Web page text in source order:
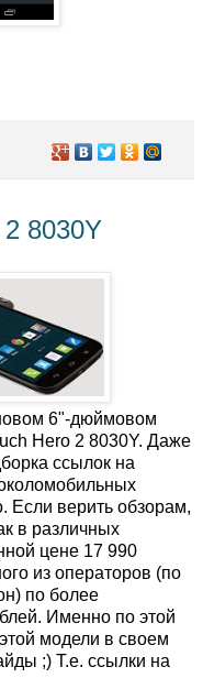
8030Y
6"-дюймовом
Hero 2 8030Y. Даже
ссылок на
Если верить обзорам,
в различных
цене 17 990
из операторов (по
по более
Именно по этой
модели в своем
;) Т.е. ссылки на